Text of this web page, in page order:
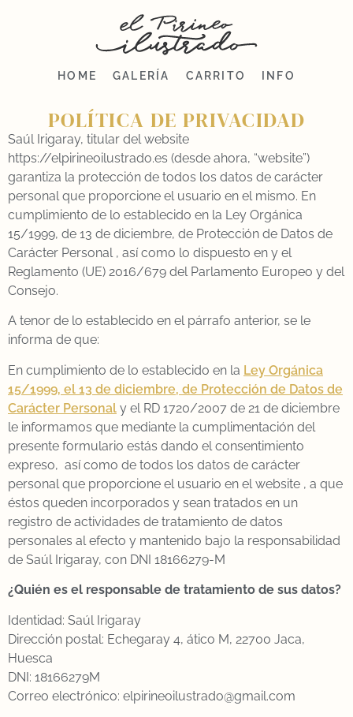
HOME GALERÍA CARRITO INFO
POLÍTICA DE PRIVACIDAD
Saúl Irigaray, titular del website
https://elpirineoilustrado.es (desde ahora, “website”)
garantiza la protección de todos los datos de carácter
personal que proporcione el usuario en el mismo. En
cumplimiento de lo establecido en la Ley Orgánica
15/1999, de 13 de diciembre, de Protección de Datos de
Carácter Personal , así como lo dispuesto en y el
Reglamento (UE) 2016/679 del Parlamento Europeo y del
Consejo.
A tenor de lo establecido en el párrafo anterior, se le
informa de que:
En cumplimiento de lo establecido en la Ley Orgánica
15/1999, el 13 de diciembre, de Protección de Datos de
Carácter Personal y el RD 1720/2007 de 21 de diciembre
le informamos que mediante la cumplimentación del
presente formulario estás dando el consentimiento
expreso, así como de todos los datos de carácter
personal que proporcione el usuario en el website , a que
éstos queden incorporados y sean tratados en un
registro de actividades de tratamiento de datos
personales al efecto y mantenido bajo la responsabilidad
de Saúl Irigaray, con DNI 18166279-M
¿Quién es el responsable de tratamiento de sus datos?
Identidad: Saúl Irigaray
Dirección postal: Echegaray 4, ático M, 22700 Jaca,
Huesca
DNI: 18166279M
Correo electrónico: elpirineoilustrado@gmail.com